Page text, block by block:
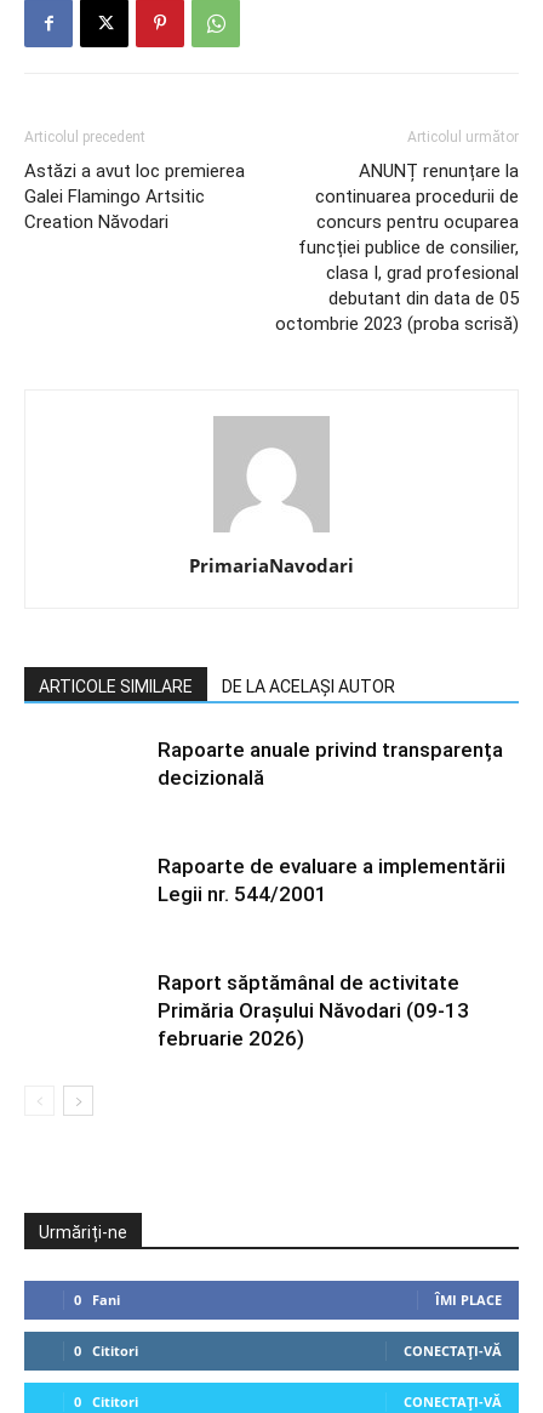
Articolul precedent
Astăzi a avut loc premierea
Galei Flamingo Artsitic
Creation Năvodari
Articolul următor
ANUNȚ renunțare la
continuarea procedurii de
concurs pentru ocuparea
funcției publice de consilier,
clasa I, grad profesional
debutant din data de 05
octombrie 2023 (proba scrisă)
PrimariaNavodari
ARTICOLE SIMILARE DE LA ACELAȘI AUTOR
Rapoarte anuale privind transparența
decizională
Rapoarte de evaluare a implementării
Legii nr. 544/2001
Raport săptămânal de activitate
Primăria Orașului Năvodari (09-13
februarie 2026)
Urmăriți-ne
0 Fani ÎMI PLACE
0 Cititori CONECTAȚI-VĂ
0 Cititori CONECTAȚI-VĂ